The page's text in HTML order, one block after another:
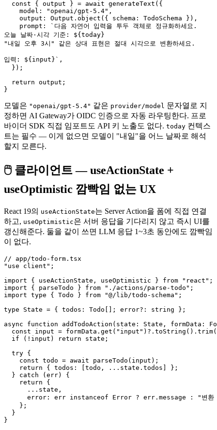
  const { output } = await generateText({
    model: "openai/gpt-5.4",
    output: Output.object({ schema: TodoSchema }),
    prompt: `다음 자연어 입력을 투두 객체로 정규화하세요.
오늘 날짜·시각 기준: ${today}
"내일 오후 3시" 같은 상대 표현은 절대 시각으로 변환하세요.
입력: ${input}`,
  });
  return output;
모델은 "openai/gpt-5.4" 같은 provider/model 문자열로 지
정하면 AI Gateway가 OIDC 인증으로 자동 라우팅한다. 프로
바이더 SDK 직접 임포트도 API 키 노출도 없다. today 컨텍스
트는 필수 — 이게 없으면 모델이 "내일"을 어느 날짜로 해석
할지 모른다.
🖱 클라이언트 — useActionState +
useOptimistic 깜빡임 없는 UX
React 19의 useActionState는 Server Action을 폼에 직접 연결
하고, useOptimistic은 서버 응답을 기다리지 않고 즉시 UI를
갱신해준다. 둘을 같이 쓰면 LLM 응답 1~3초 동안에도 깜빡임
이 없다.
// app/todo-form.tsx
"use client";
import { useActionState, useOptimistic } from "react";
import { parseTodo } from "./actions/parse-todo";
import type { Todo } from "@/lib/todo-schema";
type State = { todos: Todo[]; error?: string };
async function addTodoAction(state: State, formData:
const input =
  if (!input) return state;
  try {
    const todo = await parseTodo(input);
    return { todos: [todo, ...state.todos] };
  } catch (err) {
    return {
      ...state,
error: err instanceof Error ? err.message : "변환
    };
  }
}